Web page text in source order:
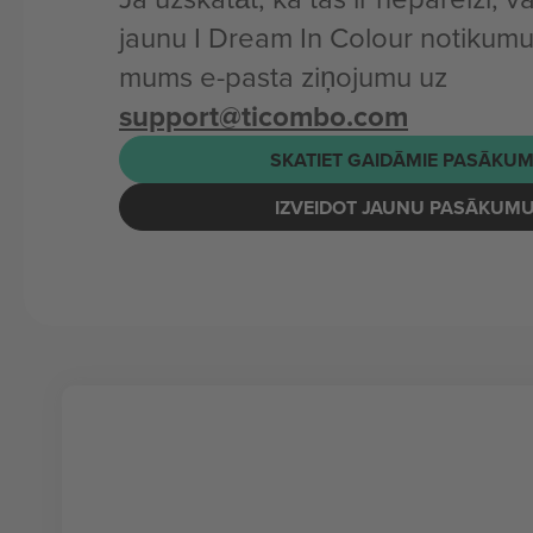
jaunu I Dream In Colour
mums e-pasta ziņojumu uz
support@ticombo.com
SKATIET GAIDĀMIE
IZVEIDOT JAUNU